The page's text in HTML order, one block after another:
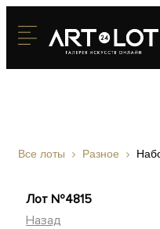
Все лоты Разное
Лот №4815
Назад